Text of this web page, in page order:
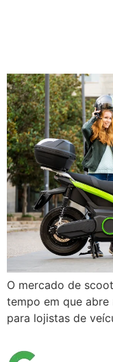
O mercado de
tempo em que
para lojistas de